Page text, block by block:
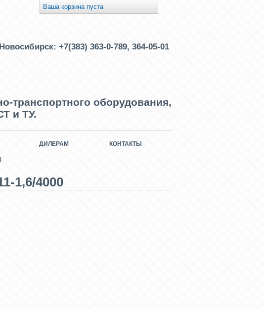
Ваша корзина пуста
+7(383) 363-0-789, 364-05-01
транспортного оборудования,
и ТУ.
ДИЛЕРАМ КОНТАКТЫ
1,6/4000